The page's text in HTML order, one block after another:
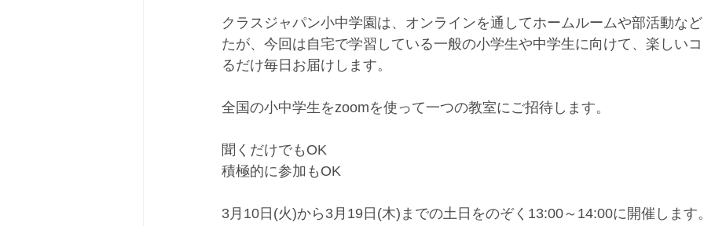
クラスジャパン小中学園は、オンラインを通してホームルームや部活動な
たが、今回は自宅で学習している一般の小学生や中学生に向けて、楽しい
るだけ毎日お届けします。
全国の小中学生をzoomを使って一つの教室にご招待します。
聞くだけでもOK
積極的に参加もOK
3月10日(火)から3月19日(木)までの土日をのぞく13:00～14:00に開催します。